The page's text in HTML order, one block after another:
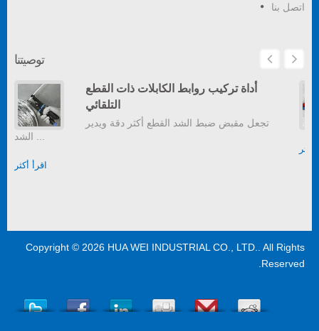
اتصل بنا
توصيتنا
أداة تركيب روابط الكابلات ذات القطع
التلقائي
تجعل مقبض ضبط الشد القطع أكثر دقة ويدير
اقرأ أكثر
Copyright © 2026HUA WEI INDUSTRIAL CO., LTD.
. All Rights
Reserved.